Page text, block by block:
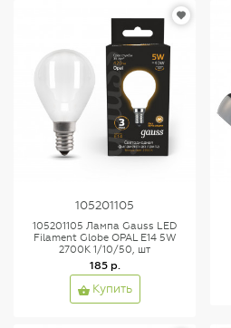
105201105
105201105 Лампа Gauss LED
Filament Globe OPAL E14 5W
2700К 1/10/50, шт
185 р.
Купить